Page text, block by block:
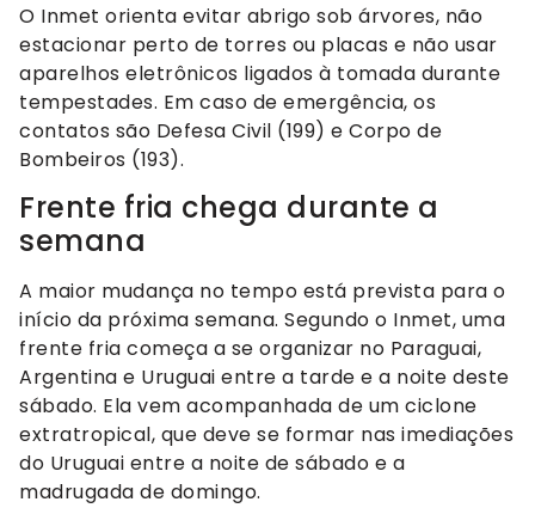
O Inmet orienta evitar abrigo sob árvores, não
estacionar perto de torres ou placas e não usar
aparelhos eletrônicos ligados à tomada durante
tempestades. Em caso de emergência, os
contatos são Defesa Civil (199) e Corpo de
Bombeiros (193).
Frente fria chega durante a
semana
A maior mudança no tempo está prevista para o
início da próxima semana. Segundo o Inmet, uma
frente fria começa a se organizar no Paraguai,
Argentina e Uruguai entre a tarde e a noite deste
sábado. Ela vem acompanhada de um ciclone
extratropical, que deve se formar nas imediações
do Uruguai entre a noite de sábado e a
madrugada de domingo.